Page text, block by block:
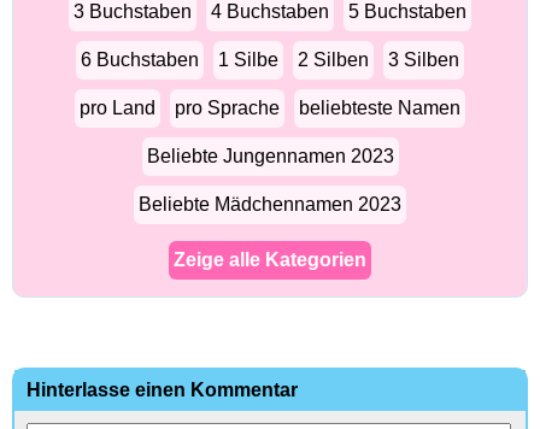
3 Buchstaben 4 Buchstaben 5 Buchstaben
6 Buchstaben 1 Silbe 2 Silben 3 Silben
pro Land pro Sprache beliebteste Namen
Beliebte Jungennamen 2023
Beliebte Mädchennamen 2023
Zeige alle Kategorien
Hinterlasse einen Kommentar